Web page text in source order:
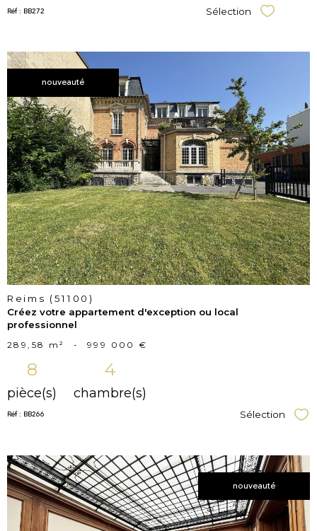
Réf : BB272 Sélection Sélectionner
nouveauté
voir le
bien
Reims (51100)
Créez votre appartement d'exception ou local
professionnel
289,58 m² - 999 000 €
8
pièce(s)
4
chambre(s)
Réf : BB266 Sélection
nouveauté